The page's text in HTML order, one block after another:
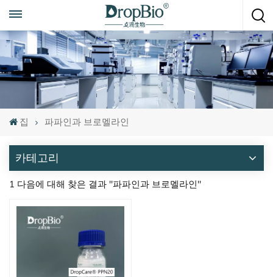
언제든지 전화하세요
+86 15951008670
집 파파인과 브로멜라인
카테고리
1 다음에 대해 찾은 결과 "파파인과 브로멜라인"